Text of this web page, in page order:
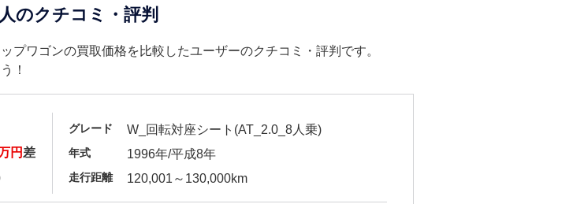
のクチコミ・評判
プワゴンの買取価格を比較したユーザーのクチコミ・評判です。
！
円 差
グレード W_回転対座シート(AT_2.0_8人乗)
年式 1996年/平成8年
走行距離 120,001～130,000km